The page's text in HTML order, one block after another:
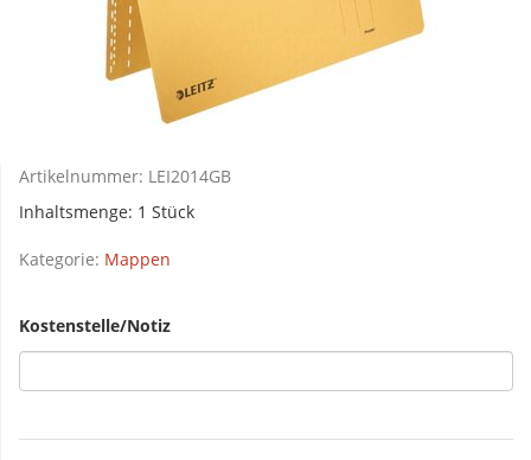
Artikelnummer: LEI2014GB
Inhaltsmenge: 1 Stück
Kategorie: Mappen
Kostenstelle/Notiz